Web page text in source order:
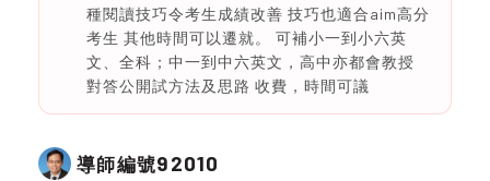
種閱讀技巧令考生成績改善 技巧也適合aim高分
考生 其他時間可以遷就。 可補小一到小六英
文、全科；中一到中六英文，高中亦都會教授
對答公開試方法及思路 收費，時間可議
導師編號92010